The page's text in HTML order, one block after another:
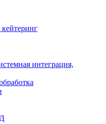
интеграция,